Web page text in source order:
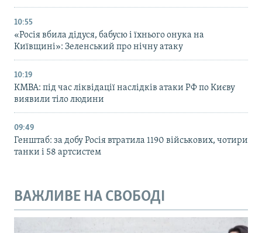
10:55
«Росія вбила дідуся, бабусю і їхнього онука на
Київщині»: Зеленський про нічну атаку
10:19
КМВА: під час ліквідації наслідків атаки РФ по Києву
виявили тіло людини
09:49
Генштаб: за добу Росія втратила 1190 військових, чотири
танки і 58 артсистем
ВАЖЛИВЕ НА СВОБОДІ